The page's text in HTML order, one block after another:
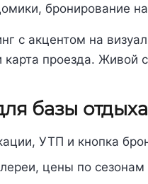
бронирование
с акцентом на
проезда. Живой
базы отдыха
УТП и кнопка
цены по сезонам